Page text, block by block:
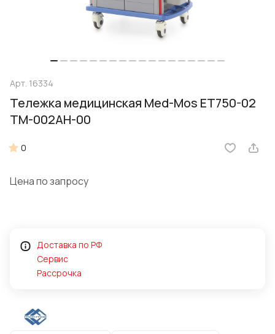
Арт. 16334
Тележка медицинская Med-Mos ЕТ750-02
ТМ-002АН-00
0
Цена по запросу
Доставка по РФ
Сервис
Рассрочка